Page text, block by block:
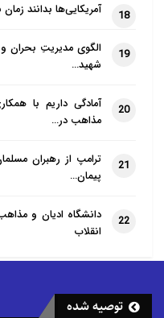
18 آمریکایی‌ها بدانند
19
الگوی مدیریتِ بحران
شهید…
20
آمادگی داریم با
مذاهب در…
21
ترامپ از رهبران
پیمان…
22
دانشگاه ادیان و
انقلاب
توصیه شده